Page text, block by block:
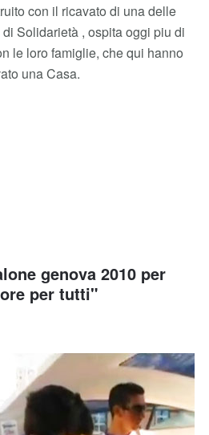
con il ricavato di una delle
Solidarietà , ospita oggi piu di
le loro famiglie, che qui hanno
una Casa.
genova 2010 per
per tutti"